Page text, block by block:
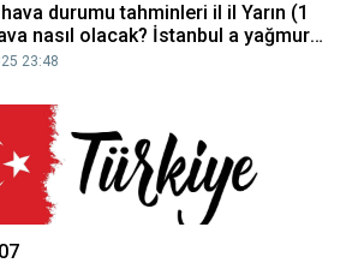
durumu tahminleri il il Yarın (1
nasıl olacak? İstanbul a yağmur
Meteoroloji hafta sonu için sağanak
23:48